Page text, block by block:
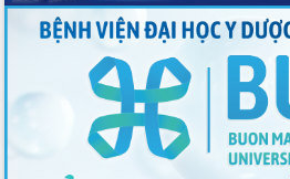
Thống nhất danh sách giới thiệu ứng
cử đại biểu Quốc hội khoá XVI và đại
biểu HĐND tỉnh Đắk Lắk, nhiệm kỳ
Phát động hai phong trào thi đua quan
trọng trong kỷ nguyên mới
Hội nghị lần thứ tư Ban Chỉ đạo công